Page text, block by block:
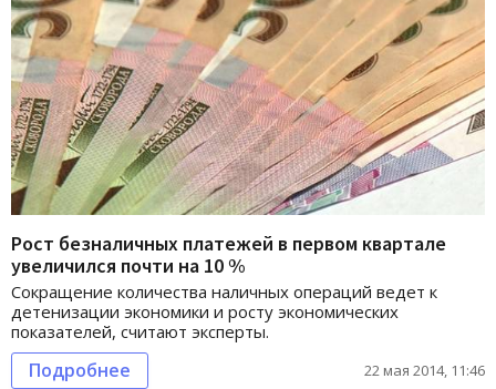
Рост безналичных платежей в первом квартале
увеличился почти на 10 %
Сокращение количества наличных операций ведет к
детенизации экономики и росту экономических
показателей, считают эксперты.
Подробнее 22 мая 2014, 11:46